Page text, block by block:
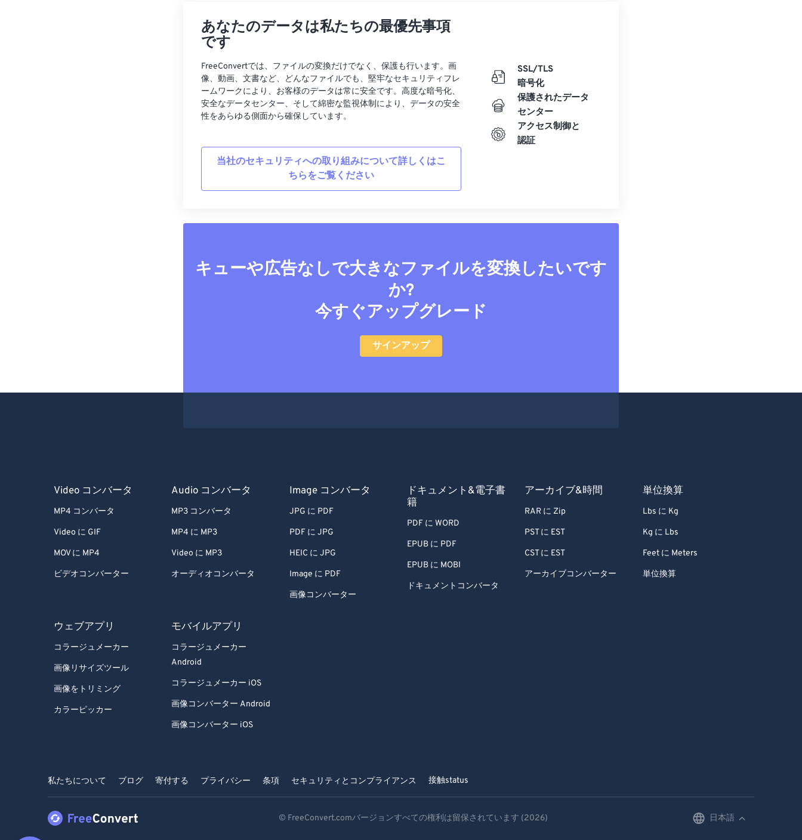
あなたのデータは私たちの最優先事項
です
FreeConvertでは、ファイルの変換だけでなく、保護も行います。画
像、動画、文書など、どんなファイルでも、堅牢なセキュリティフレ
ームワークにより、お客様のデータは常に安全です。高度な暗号化、
安全なデータセンター、そして綿密な監視体制により、データの安全
性をあらゆる側面から確保しています。
当社のセキュリティへの取り組みについて詳しくはこ
ちらをご覧ください
SSL/TLS
暗号化
保護されたデータ
センター
アクセス制御と
認証
キューや広告なしで大きなファイルを変換したいです
か?
今すぐアップグレード
サインアップ
Video コンバータ
MP4 コンバータ
Video に GIF
MOV に MP4
ビデオコンバーター
Audio コンバータ
MP3 コンバータ
MP4 に MP3
Video に MP3
オーディオコンバータ
Image コンバータ
JPG に PDF
PDF に JPG
HEIC に JPG
Image に PDF
画像コンバーター
ドキュメント&電子書
籍
PDF に WORD
EPUB に PDF
EPUB に MOBI
ドキュメントコンバータ
アーカイブ&時間
RAR に Zip
PST に EST
CST に EST
アーカイブコンバーター
単位換算
Lbs に Kg
Kg に Lbs
Feet に Meters
単位換算
ウェブアプリ
コラージュメーカー
画像リサイズツール
画像をトリミング
カラーピッカー
モバイルアプリ
コラージュメーカー
Android
コラージュメーカー iOS
画像コンバーター Android
画像コンバーター iOS
私たちについて ブログ 寄付する プライバシー 条項 セキュリティとコンプライアンス 接触status
© FreeConvert.comバージョンすべての権利は留保されています (2026) 日本語